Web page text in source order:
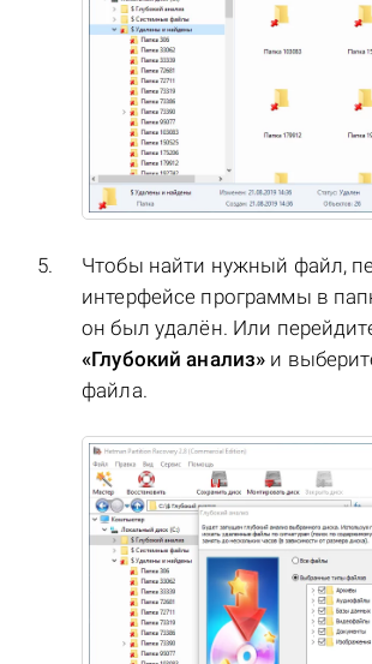
Чтобы найти нужный файл,
интерфейсе программы в
он был удалён. Или
«Глубокий анализ» и
файла.